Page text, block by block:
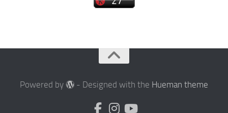
Powered by - Designed with the Hueman theme